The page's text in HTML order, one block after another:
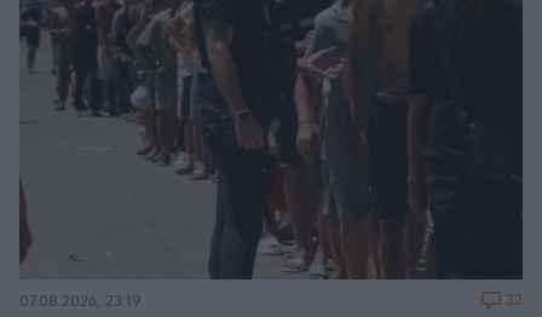
07.08.2026, 23:19 32